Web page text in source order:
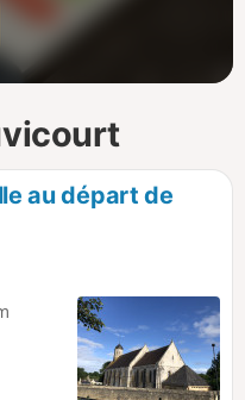
au départ de